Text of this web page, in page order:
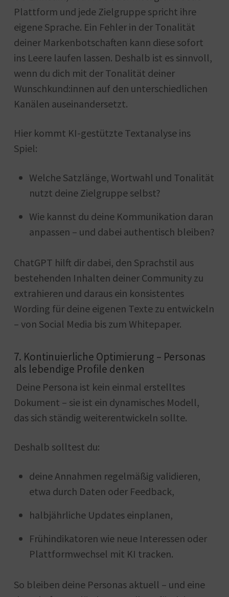
Plattform und jede Zielgruppe spricht ihre
eigene Sprache. Ein Fehler in der Tonalität
deiner Markenbotschaften kann diese sofort
ins Leere laufen lassen. Deshalb ist es sinnvoll,
wenn du dich mit der Tonalität deiner
Wunschkund:innen auf den unterschiedlichen
Kanälen auseinandersetzt.
Hier kommt KI-gestützte Textanalyse ins
Spiel:
Welche Satzlänge, Wortwahl und Tonalität
nutzt deine Zielgruppe selbst?
Wie kannst du deine Kommunikation daran
anpassen – und dabei authentisch bleiben?
ChatGPT hilft dir dabei, den Sprachstil aus
bestehenden Inhalten deiner Community zu
extrahieren und daraus ein konsistentes
Wording für deine eigenen Texte zu entwickeln
– von Social Media bis zum Whitepaper.
7. Kontinuierliche Optimierung – Personas
als lebendige Profile denken
Deine Persona ist kein einmal erstelltes
Dokument – sie ist ein dynamisches Modell,
das sich ständig weiterentwickeln sollte.
Deshalb solltest du:
deine Annahmen regelmäßig validieren,
etwa durch Daten oder Feedback,
halbjährliche Updates einplanen,
Frühindikatoren wie neue Interessen oder
Plattformwechsel mit KI tracken.
So bleiben deine Personas aktuell – und eine